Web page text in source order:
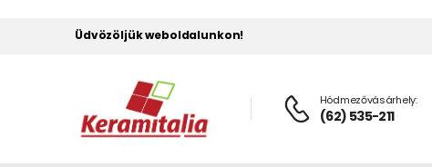
Üdvözöljük weboldalunkon!
Hódmezővásárhely:
(62) 535-211